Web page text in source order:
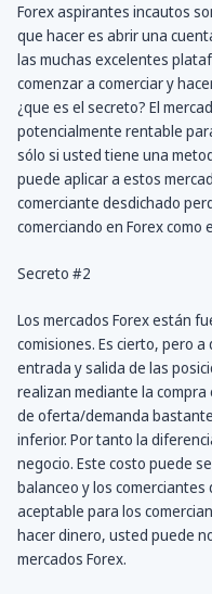
Forex aspirantes incautos
que hacer es abrir una
las muchas excelentes
comenzar a comerciar y
¿que es el secreto? El
potencialmente rentable
sólo si usted tiene una
puede aplicar a estos
comerciante desdichado
comerciando en Forex como
Secreto #2
Los mercados Forex están
comisiones. Es cierto, pero
entrada y salida de las
realizan mediante la
de oferta/demanda
inferior. Por tanto la
negocio. Este costo puede
balanceo y los
aceptable para los
hacer dinero, usted puede
mercados Forex.